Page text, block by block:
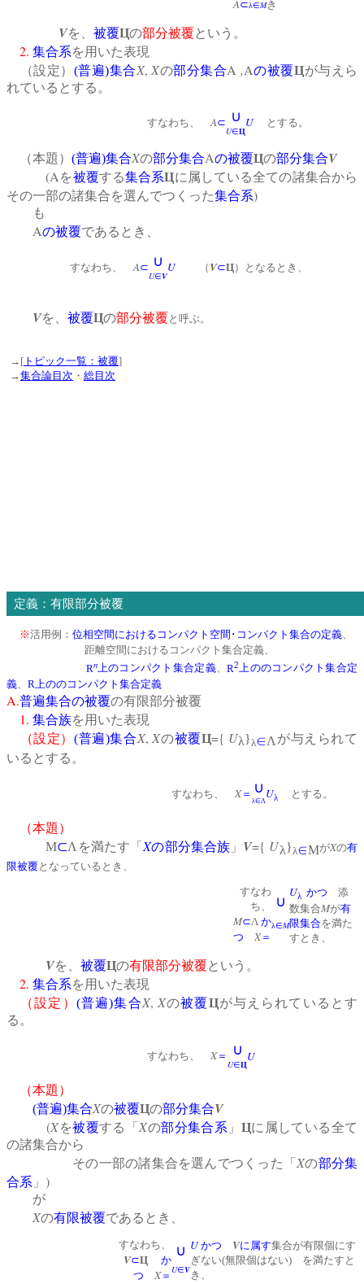
A⊂ き
λ∈M
Vを、 被覆Цの部分被覆 という。
2. 集合系を用いた表現
（設定） (普遍)集合X, Xの部分集合A ,Aの被覆Цが与えら
れているとする。
すなわち、A⊂ ∪ U とする。
U∈Ц
（本題） (普遍)集合Xの部分集合Aの被覆Цの部分集合V
(Aを被覆する集合系Цに属している全ての諸集合から
その一部の諸集合を選んでつくった集合系)
も
Aの被覆であるとき、
すなわち、 A⊂ ∪ U （ V⊂Ц）となるとき、
U∈V
Vを、 被覆Цの部分被覆 と呼ぶ。
→[ トピック一覧：被覆]
→集合論目次 ・ 総目次
定義：有限部分被覆
※活用例： 位相空間におけるコンパクト空間･コンパクト集合の定義、
距離空間におけるコンパクト集合定義、
Rn上のコンパクト集合定義、R2上ののコンパクト集合定
義
R 上ののコンパクト集合定義
A.普遍集合の被覆の有限部分被覆
1. 集合族を用いた表現
（設定）(普遍)集合X, Xの被覆Ц={ Uλ}λ∈Λ が与えられて
いるとする。
すなわち、 X＝ ∪ Uλ とする。
λ∈Λ
（本題）
Μ⊂Λを満たす「 Xの部分集合族 」 V={ Uλ}λ∈ΜがXの有
限被覆となっているとき、
すなわ
ち、
M⊂Λ か
つ
X＝
∪
Uλ かつ 添
数集合Mが有
限集合を満た
すとき、
λ∈M
Vを、 被覆Цの有限部分被覆 という。
2. 集合系を用いた表現
（設定） (普遍)集合X, Xの被覆Цが与えられているとす
る。
すなわち、 X＝ ∪ U
U∈Ц
（本題）
(普遍)集合Xの被覆Цの部分集合V
(Xを被覆する「 Xの部分集合系 」 Цに属している全て
の諸集合から
その一部の諸集合を選んでつくった「 Xの部分集
合系 」 )
が
Xの有限被覆であるとき、
すなわち、
V⊂Ц
か
つ
X＝
∪ U かつ Vに属す集合が有限個にす
ぎない(無限個はない) を満たすと
き、
U∈V